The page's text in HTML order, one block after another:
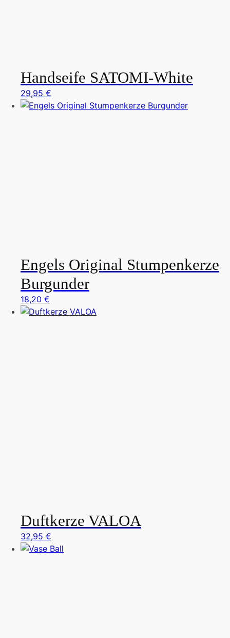
Handseife SATOMI-White
29,95 €
Engels Original Stumpenkerze
Burgunder
18,20 €
Duftkerze VALOA
32,95 €